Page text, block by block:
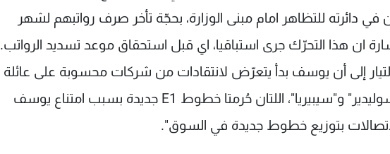
دائرته للتظاهر امام مبنى الوزارة، بحجّة تأخر صرف رواتبهم لشهر
ان هذا التحرّك جرى استباقيا، اي قبل استحقاق موعد تسديد الرواتب.
إلى أن يوسف بدأ يتعرّض لانتقادات من شركات محسوبة على عائلة
الحريري، ومنها شركتا "سوليدير" و"سيبيريا"، اللتان حُرمتا خطوط E1 جديدة بسبب امتناع يوسف
بتوزيع خطوط جديدة في السوق".